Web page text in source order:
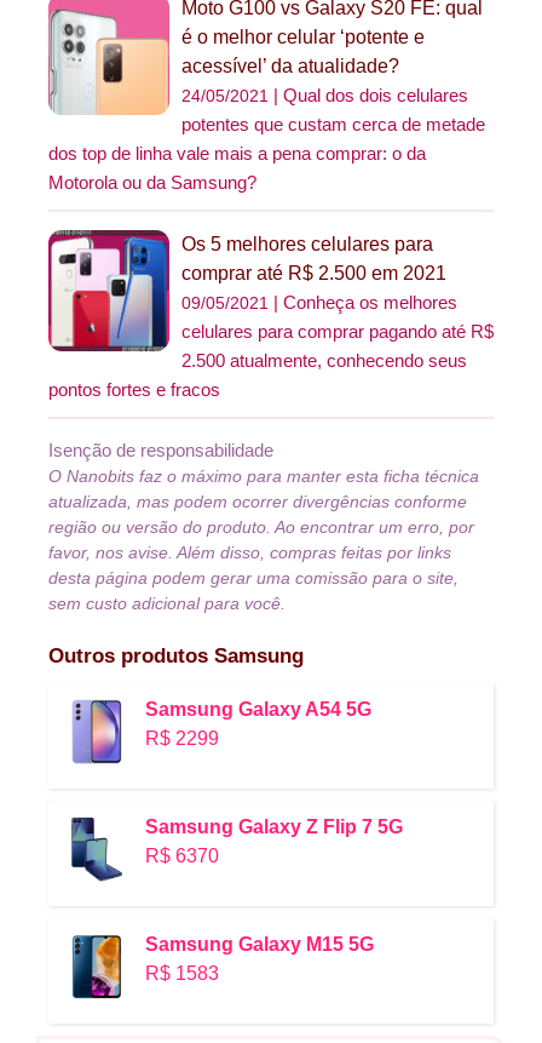
Moto G100 vs Galaxy S20 FE: qual
é o melhor celular ‘potente e
acessível’ da atualidade?
24/05/2021
Qual dos dois celulares
potentes que custam cerca de metade
dos top de linha vale mais a pena comprar: o da
Motorola ou da Samsung?
Os 5 melhores celulares para
comprar até R$ 2.500 em 2021
09/05/2021
Conheça os melhores
celulares para comprar pagando até R$
2.500 atualmente, conhecendo seus
pontos fortes e fracos
Isenção de responsabilidade
O Nanobits faz o máximo para manter esta ficha técnica
atualizada, mas podem ocorrer divergências conforme
região ou versão do produto. Ao encontrar um erro, por
favor, nos avise. Além disso, compras feitas por links
desta página podem gerar uma comissão para o site,
sem custo adicional para você.
Outros produtos Samsung
Samsung Galaxy A54 5G
R$ 2299
Samsung Galaxy Z Flip 7 5G
R$ 6370
Samsung Galaxy M15 5G
R$ 1583